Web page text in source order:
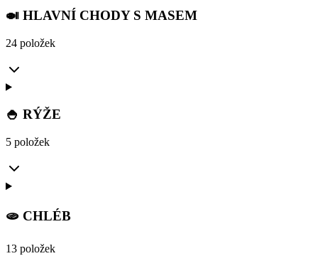
🍛 HLAVNÍ CHODY S MASEM
24 položek
🍚 RÝŽE
5 položek
🫓 CHLÉB
13 položek